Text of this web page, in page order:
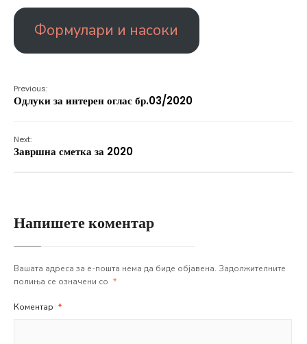
Формулари и насоки
Previous:
Одлуки за интерен оглас бр.03/2020
Next:
Завршна сметка за 2020
Напишете коментар
Вашата адреса за е-пошта нема да биде објавена. Задолжителните
полиња се означени со *
Коментар *